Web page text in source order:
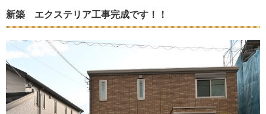
新築 エクステリア工事完成です！！